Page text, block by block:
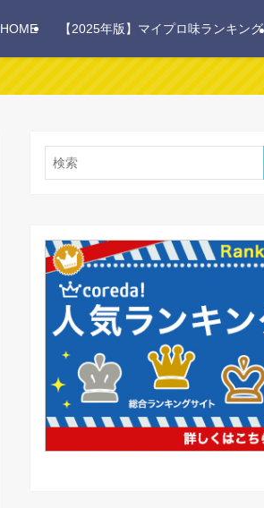
HOME 【2025年版】マイプロ味ランキング